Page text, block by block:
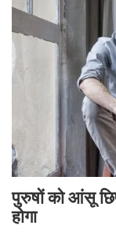
पुरुषों को आंसू
होगा